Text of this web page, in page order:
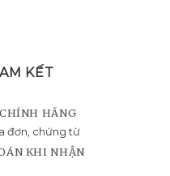
KẾT
HÃNG
đơn, chứng từ
KHI NHẬN